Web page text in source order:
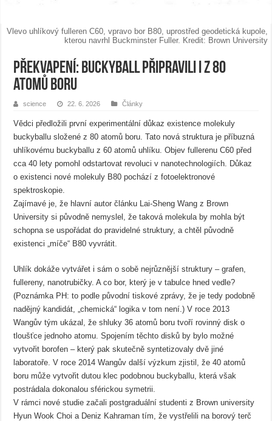
Vlevo uhlíkový fulleren C60, vpravo bor B80, uprostřed geodetická kupole,
kterou navrhl Buckminster Fuller. Kredit: Brown University
Překvapení: Buckyball připravili i z 80
atomů boru
science 22. 6. 2026 Články
Vědci předložili první experimentální důkaz existence molekuly
buckyballu složené z 80 atomů boru. Tato nová struktura je příbuzná
uhlíkovému buckyballu z 60 atomů uhlíku. Objev fullerenu C60 před
cca 40 lety pomohl odstartovat revoluci v nanotechnologiích. Důkaz
o existenci nové molekuly B80 pochází z fotoelektronové
spektroskopie.
Zajímavé je, že hlavní autor článku Lai-Sheng Wang z Brown
University si původně nemyslel, že taková molekula by mohla být
schopna se uspořádat do pravidelné struktury, a chtěl původně
existenci „míče“ B80 vyvrátit.
Uhlík dokáže vytvářet i sám o sobě nejrůznější struktury – grafen,
fullereny, nanotrubičky. A co bor, který je v tabulce hned vedle?
(Poznámka PH: to podle původní tiskové zprávy, že je tedy podobně
nadějný kandidát, „chemická“ logika v tom není.) V roce 2013
Wangův tým ukázal, že shluky 36 atomů boru tvoří rovinný disk o
tloušťce jednoho atomu. Spojením těchto disků by bylo možné
vytvořit borofen – který pak skutečně syntetizovaly dvě jiné
laboratoře. V roce 2014 Wangův další výzkum zjistil, že 40 atomů
boru může vytvořit dutou klec podobnou buckyballu, která však
postrádala dokonalou sférickou symetrii.
V rámci nové studie začali postgraduální studenti z Brown university
Hyun Wook Choi a Deniz Kahraman tím, že vystřelili na borový terč